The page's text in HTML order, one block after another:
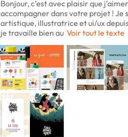
Bonjour, c’est avec plaisir que
accompagner dans votre projet ! Je
artistique, illustratrice et ui/ux
je travaille bien au Voir tout le texte